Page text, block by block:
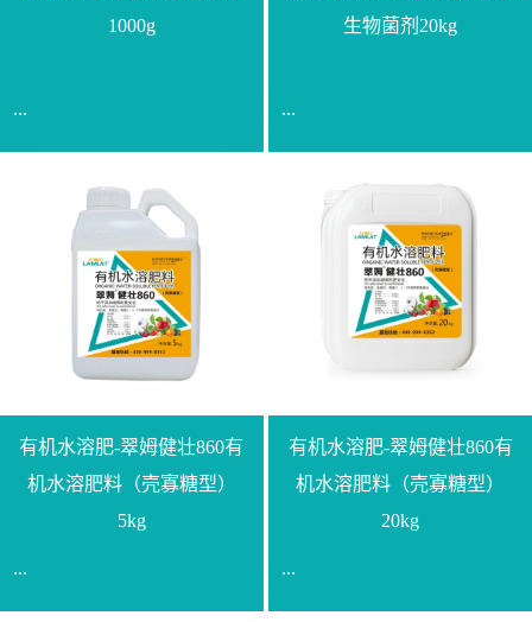
1000g
...
【通用名称】脲甲醛缓释
氮肥【产品形态】水剂
【产品规格】1000g【技术
指标】N≥330g/L【企业标
准】Q/LML O01-2022【使
用方法】1、飞防：每亩
复配其他农药、肥料并提
高药效，间隔2-3周，可连
释均匀喷施苗床;移栽前一
天，用同样方法再喷施一
生物菌剂20kg
...
【通用名称】微生物菌剂
【产品剂型】颗粒【产品
规格】20kg【技术指标】
有效活菌数≥10.0亿/克【增
效物质】有机质≥40%;小分
子有机碳≥23%;壳寡糖
底肥：亩用本品40kg-
100kg可替代有机肥，配合
与复合肥、水溶肥或细土
混均后沟施、穴施、撒施
有机水溶肥-翠姆健壮860有
机水溶肥料（壳寡糖型）
5kg
...
有机水溶肥-翠姆健壮860有
机水溶肥料（壳寡糖型）
20kg
...